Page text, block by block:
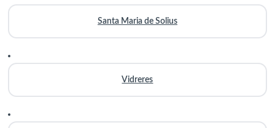
Santa Maria de Solius
Vidreres